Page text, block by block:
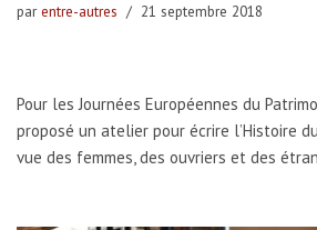
parentre-autres 21 septembre 2018
Pour les Journées Européennes du
proposé un atelier pour écrire l’Histoire
vue des femmes, des ouvriers et des